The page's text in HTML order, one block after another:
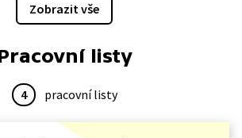
Zobrazit vše
listy
4 pracovní listy